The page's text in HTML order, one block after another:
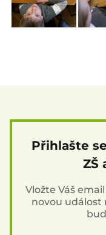
Přihlašte
ZŠ
Vložte Váš
novou událost